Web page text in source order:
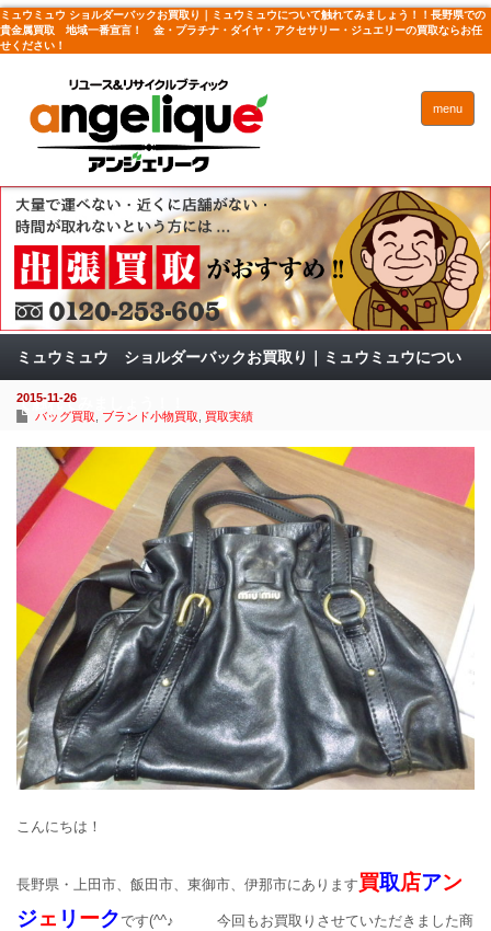
ミュウミュウ ショルダーバックお買取り｜ミュウミュウについて触れてみましょう！！長野県での
貴金属買取 地域一番宣言！ 金・プラチナ・ダイヤ・アクセサリー・ジュエリーの買取ならお任
せください！
menu
ミュウミュウ ショルダーバックお買取り｜ミュウミュウについ
て触れてみましょう！！
2015-11-26
バッグ買取
ブランド小物買取 買取実績
こんにちは！
長野県・上田市、飯田市、東御市、伊那市にあります 買取店アン
ジェ リ ークです(^^♪ 今回もお買取りさせていただきました商